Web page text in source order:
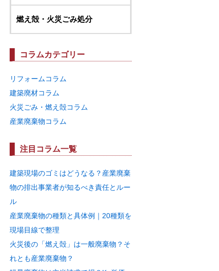
燃え殻・火災ごみ処分
コラムカテゴリー
リフォームコラム
建築廃材コラム
火災ごみ・燃え殻コラム
産業廃棄物コラム
注目コラム一覧
建築現場のゴミはどうなる？産業廃棄
物の排出事業者が知るべき責任とルー
ル
産業廃棄物の種類と具体例｜20種類を
現場目線で整理
火災後の「燃え殻」は一般廃棄物？そ
れとも産業廃棄物？